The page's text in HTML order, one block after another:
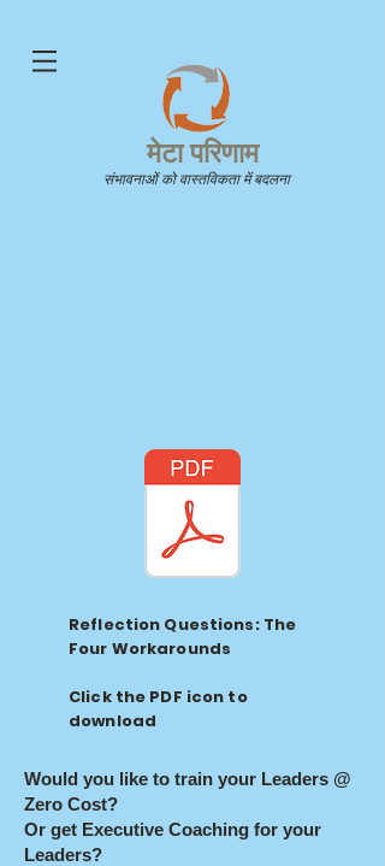
मेटा परिणाम
संभावनाओं को वास्तविकता में बदलना
Reflection Questions: The
Four Workarounds
Click the PDF icon to
download
Would you like to train your Leaders @
Zero Cost?
Or get Executive Coaching for your
Leaders?